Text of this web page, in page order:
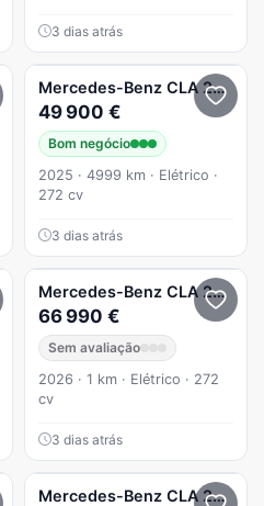
3 dias atrás
Mercedes-Benz CLA 250
49 900 €
Bom negócio
2025 · 4999 km · Elétrico ·
272 cv
3 dias atrás
e Shooting Brake Style Plus
Mercedes-Benz CLA 250
66 990 €
Sem avaliação
2026 · 1 km · Elétrico · 272
cv
3 dias atrás
Mercedes-Benz CLA 250